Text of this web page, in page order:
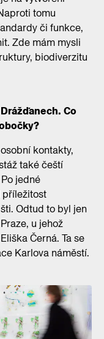
tomu
či funkce,
Zde mám mysli
biodiverzitu
Co
kontakty,
také čeští
jedné
Odtud to byl jen
u jehož
Černá. Ta se
Karlova náměstí.